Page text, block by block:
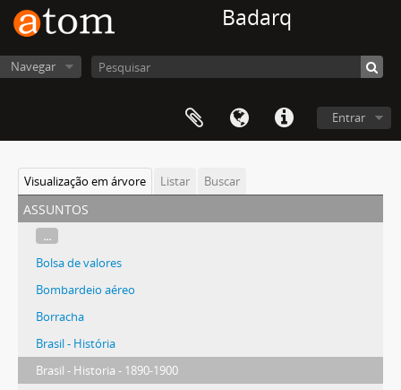
Badarq
Navegar
Entrar
Visualização em árvore Listar Buscar
assuntos
...
Bolsa de valores
Bombardeio aéreo
Borracha
Brasil - História
Brasil - Historia - 1890-1900